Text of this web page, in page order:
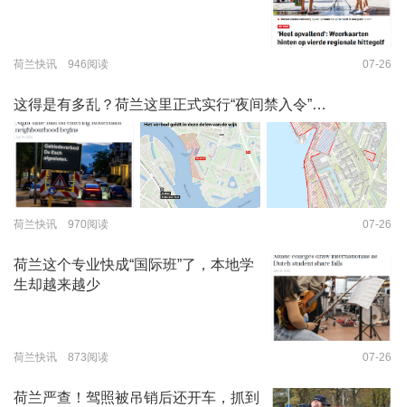
荷兰快讯 946阅读 07-26
这得是有多乱？荷兰这里正式实行“夜间禁入令”…
荷兰快讯 970阅读 07-26
荷兰这个专业快成“国际班”了，本地学
生却越来越少
荷兰快讯 873阅读 07-26
荷兰严查！驾照被吊销后还开车，抓到